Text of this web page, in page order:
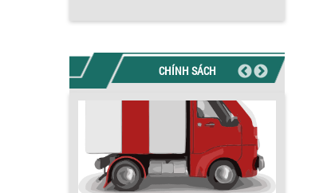
CHÍNH SÁCH
Chính sách bảo hành